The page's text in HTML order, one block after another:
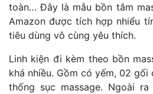
toàn… Đây là mẫu bồn tắm
Amazon được tích hợp nhiểu
tiêu dùng vô cùng yêu thích.
Linh kiện đi kèm theo bồn
khá nhiều. Gồm có yếm, 02 gối
thống sục massage. Ngoài